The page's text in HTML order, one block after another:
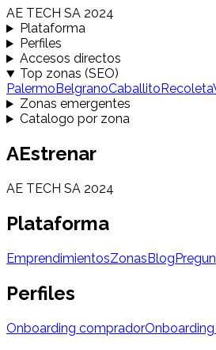
AE TECH SA 2024
Plataforma
Perfiles
Accesos directos
Top zonas (SEO)
Palermo BelgranoCaballito Recoleta
Zonas emergentes
Catalogo por zona
AEstrenar
AE TECH SA 2024
Plataforma
EmprendimientosZonasBlog
Perfiles
Onboarding comprador